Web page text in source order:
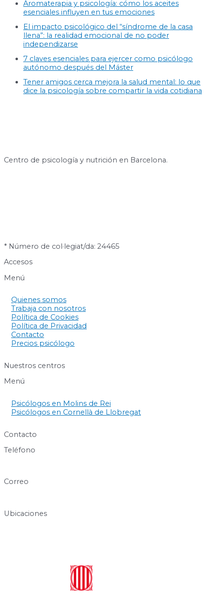
Aromaterapia y psicología: cómo los aceites
esenciales influyen en tus emociones
El impacto psicológico del “síndrome de la casa
llena”: la realidad emocional de no poder
independizarse
7 claves esenciales para ejercer como psicólogo
autónomo después del Máster
Tener amigos cerca mejora la salud mental: lo que
dice la psicología sobre compartir la vida cotidiana
Centro de psicología y nutrición en Barcelona.
* Número de col·legiat/da: 24465
Accesos
Menú
Quienes somos
Trabaja con nosotros
Política de Cookies
Política de Privacidad
Contacto
Precios psicólogo
Nuestros centros
Menú
Psicólogos en Molins de Rei
Psicólogos en Cornellà de Llobregat
Contacto
Teléfono
Correo
Ubicaciones